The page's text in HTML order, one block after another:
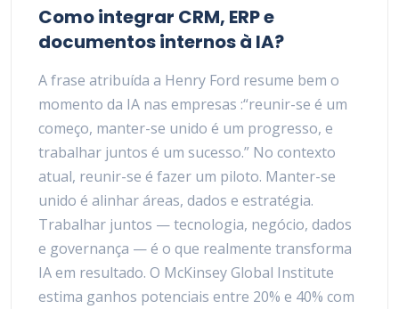
Como integrar CRM, ERP e
documentos internos à IA?
A frase atribuída a Henry Ford resume bem o
momento da IA nas empresas :“reunir-se é um
começo, manter-se unido é um progresso, e
trabalhar juntos é um sucesso.” No contexto
atual, reunir-se é fazer um piloto. Manter-se
unido é alinhar áreas, dados e estratégia.
Trabalhar juntos — tecnologia, negócio, dados
e governança — é o que realmente transforma
IA em resultado. O McKinsey Global Institute
estima ganhos potenciais entre 20% e 40% com